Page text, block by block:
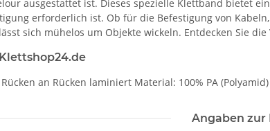
ausgestattet ist. Dieses spezielle Klettband bietet
erforderlich ist. Ob für die Befestigung von
sich mühelos um Objekte wickeln. Entdecken Sie
an Rücken laminiert Material: 100% PA
Angaben